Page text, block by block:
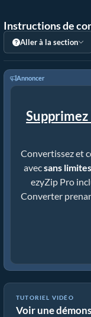
Instructions de
Aller à la section
Annoncer
Convertissez et
avecsans
ezyZip Pro
Converter
TUTORIEL VIDÉO
Voir une
Cómo convertir